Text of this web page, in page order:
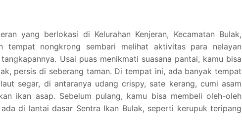
yang berlokasi di Kelurahan Kenjeran, Kecamatan Bulak,
tempat nongkrong sembari melihat aktivitas para nelayan
Usai puas menikmati suasana pantai, kamu bisa
persis di seberang taman. Di tempat ini, ada banyak tempat
segar, di antaranya udang crispy, sate kerang, cumi asam
ikan asap. Sebelum pulang, kamu bisa membeli oleh-oleh
di lantai dasar Sentra Ikan Bulak, seperti kerupuk teripang